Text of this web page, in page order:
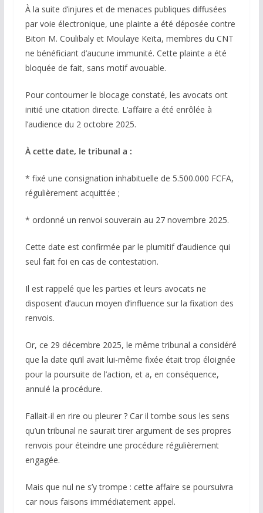
À la suite d’injures et de menaces publiques diffusées
par voie électronique, une plainte a été déposée contre
Biton M. Coulibaly et Moulaye Keïta, membres du CNT
ne bénéficiant d’aucune immunité. Cette plainte a été
bloquée de fait, sans motif avouable.
Pour contourner le blocage constaté, les avocats ont
initié une citation directe. L’affaire a été enrôlée à
l’audience du 2 octobre 2025.
À cette date, le tribunal a :
* fixé une consignation inhabituelle de 5.500.000 FCFA,
régulièrement acquittée ;
* ordonné un renvoi souverain au 27 novembre 2025.
Cette date est confirmée par le plumitif d’audience qui
seul fait foi en cas de contestation.
Il est rappelé que les parties et leurs avocats ne
disposent d’aucun moyen d’influence sur la fixation des
renvois.
Or, ce 29 décembre 2025, le même tribunal a considéré
que la date qu’il avait lui-même fixée était trop éloignée
pour la poursuite de l’action, et a, en conséquence,
annulé la procédure.
Fallait-il en rire ou pleurer ? Car il tombe sous les sens
qu’un tribunal ne saurait tirer argument de ses propres
renvois pour éteindre une procédure régulièrement
engagée.
Mais que nul ne s’y trompe : cette affaire se poursuivra
car nous faisons immédiatement appel.